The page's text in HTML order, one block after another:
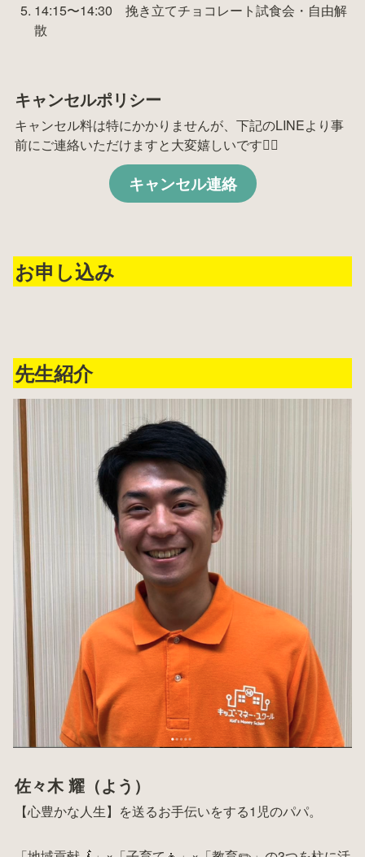
14:15〜14:30　挽き立てチョコレート試食会・自由解
散
キャンセルポリシー
キャンセル料は特にかかりませんが、下記のLINEより事
前にご連絡いただけますと大変嬉しいです🙇‍♂️
キャンセル連絡
お申し込み
先生紹介
佐々木 耀（よう）
【心豊かな人生】を送るお手伝いをする1児のパパ。